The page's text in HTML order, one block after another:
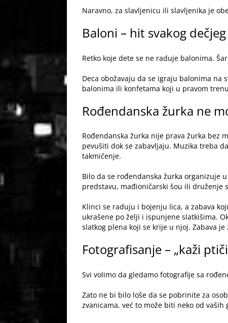
Naravno, za slavljenicu ili slavljenika je
Baloni – hit svakog
Retko koje dete se ne raduje balonima.
Deca obožavaju da se igraju balonima
balonima ili konfetama koji u pravom
Rođendanska žurka ne
Rođendanska žurka nije prava žurka bez
pevušiti dok se zabavljaju. Muzika treba
takmičenje.
Bilo da se rođendanska žurka organizuje
predstavu, mađioničarski šou ili druženje
Klinci se raduju i bojenju lica, a zabava
ukrašene po želji i ispunjene slatkišima.
slatkog plena koji se krije u njoj. Zabava je
Fotografisanje – „kaži
Svi volimo da gledamo fotografije sa
Zato ne bi bilo loše da se pobrinite za
zvanicama, već to može biti neko od